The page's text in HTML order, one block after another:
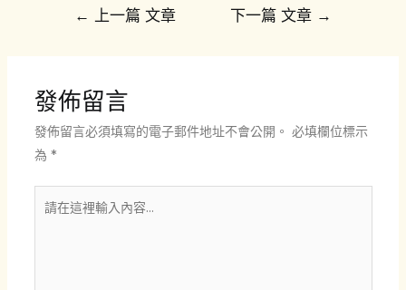
← 上一篇 文章 下一篇 文章 →
發佈留言
發佈留言必須填寫的電子郵件地址不會公開。 必填欄位標示
為 *